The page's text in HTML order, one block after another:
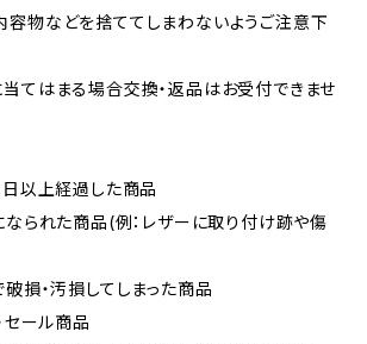
容物などを捨ててしまわないようご注意下
てはまる場合交換・返品はお受付できませ
日以上経過した商品
なられた商品(例：レザーに取り付け跡や傷
損・汚損してしまった商品
セール商品